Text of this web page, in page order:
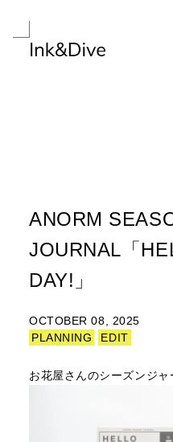
ANORM
JOURNAL「
DAY!」
OCTOBER 08, 2025
PLANNING
EDIT
お花屋さんのシーズンジャ